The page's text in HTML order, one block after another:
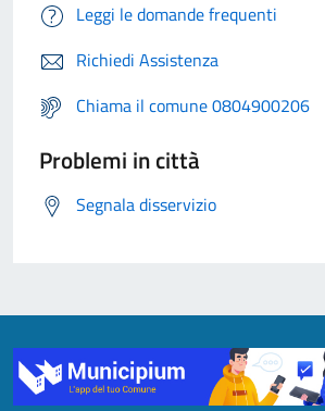
Leggi le domande frequenti
Richiedi Assistenza
Chiama il comune 0804900206
Problemi in città
Segnala disservizio